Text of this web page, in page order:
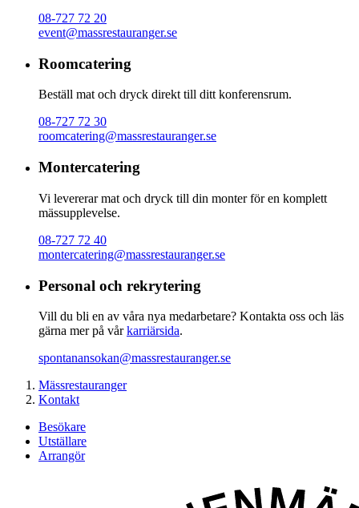
08-727 72 20
event@massrestauranger.se
Roomcatering
Beställ mat och dryck direkt till ditt konferensrum.
08-727 72 30
roomcatering@massrestauranger.se
Montercatering
Vi levererar mat och dryck till din monter för en komplett
mässupplevelse.
08-727 72 40
montercatering@massrestauranger.se
Personal och rekrytering
Vill du bli en av våra nya medarbetare? Kontakta oss och läs
gärna mer på vårkarriärsida.
spontanansokan@massrestauranger.se
Mässrestauranger
Kontakt
Besökare
Utställare
Arrangör